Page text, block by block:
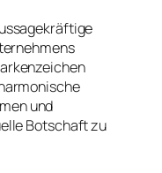
und
Botschaft zu